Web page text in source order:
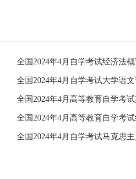
全国2024年4月自学考试大学语
全国2024年4月高等教育自学考
全国2024年4月高等教育自学考
全国2024年4月自学考试马克思